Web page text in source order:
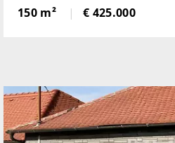
Dornröschenschlaf geweckt
Jahre befand sich ein
150 m² € 425.000